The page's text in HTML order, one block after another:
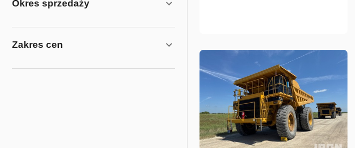
Okres sprzedaży
Zakres cen